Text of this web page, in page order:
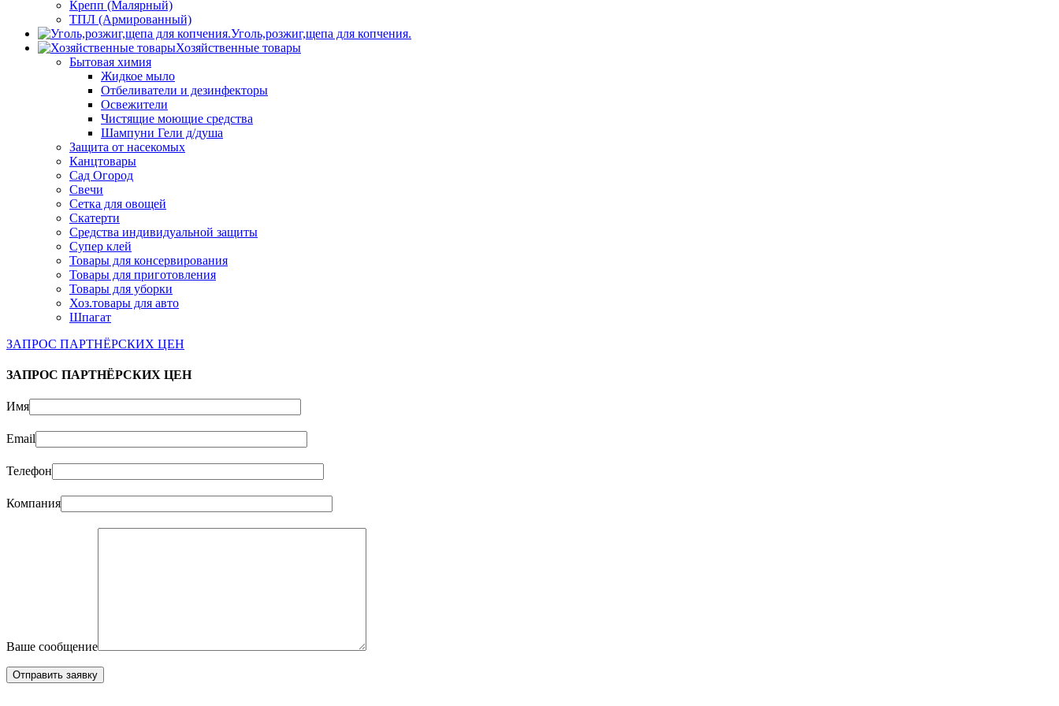
Крепп (Малярный)
ТПЛ (Армированный)
Уголь,розжиг,щепа для копчения.
Хозяйственные товары
Бытовая химия
Жидкое мыло
Отбеливатели и дезинфекторы
Освежители
Чистящие моющие средства
Шампуни Гели д/душа
Защита от насекомых
Канцтовары
Сад Огород
Свечи
Сетка для овощей
Скатерти
Средства индивидуальной защиты
Супер клей
Товары для консервирования
Товары для приготовления
Товары для уборки
Хоз.товары для авто
Шпагат
ЗАПРОС ПАРТНЁРСКИХ ЦЕН
ЗАПРОС ПАРТНЁРСКИХ ЦЕН
Имя
Email
Телефон
Компания
Ваше сообщение